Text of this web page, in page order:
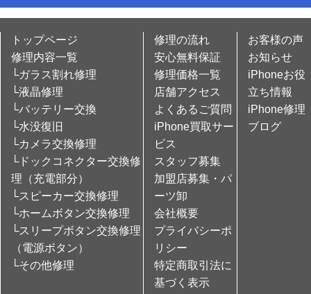
トップページ
修理内容一覧
└ガラス割れ修理
└液晶修理
└バッテリー交換
└水没復旧
└カメラ交換修理
└ドックコネクター交換修
理（充電部分）
└スピーカー交換修理
└ホームボタン交換修理
└スリープボタン交換修理
（電源ボタン）
└その他修理
修理の流れ
安心無料保証
修理価格一覧
店舗アクセス
よくあるご質問
iPhone買取サー
ビス
スタッフ募集
加盟店募集・パ
ーツ卸
会社概要
プライバシーポ
リシー
特定商取引法に
基づく表示
お客様の声
お知らせ
iPhoneお役
立ち情報
iPhone修理
ブログ